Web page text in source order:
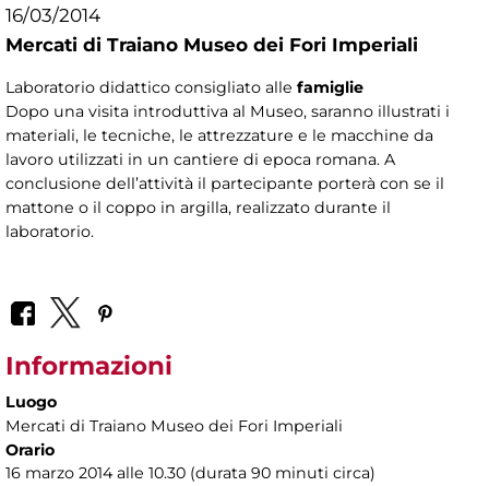
16/03/2014
Mercati di Traiano Museo dei Fori Imperiali
Laboratorio didattico consigliato alle famiglie
Dopo una visita introduttiva al Museo, saranno illustrati i
materiali, le tecniche, le attrezzature e le macchine da
lavoro utilizzati in un cantiere di epoca romana. A
conclusione dell’attività il partecipante porterà con se il
mattone o il coppo in argilla, realizzato durante il
laboratorio.
Informazioni
Luogo
Mercati di Traiano Museo dei Fori Imperiali
Orario
16 marzo 2014 alle 10.30 (durata 90 minuti circa)